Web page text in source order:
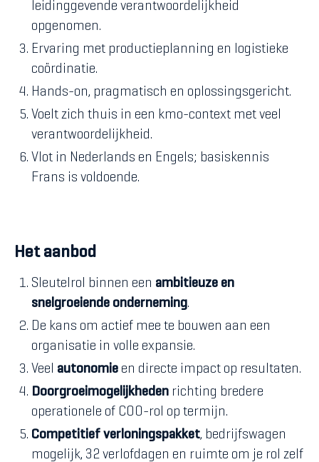
leidinggevende verantwoordelijkheid
opgenomen.
Ervaring met productieplanning en logistieke
coördinatie.
Hands-on, pragmatisch en oplossingsgericht.
Voelt zich thuis in een kmo-context met veel
verantwoordelijkheid.
Vlot in Nederlands en Engels; basiskennis
Frans is voldoende.
Het aanbod
Sleutelrol binnen een ambitieuze en
snelgroeiende onderneming.
De kans om actief mee te bouwen aan een
organisatie in volle expansie.
Veel autonomie en directe impact op resultaten.
Doorgroeimogelijkheden richting bredere
operationele of COO-rol op termijn.
Competitief verloningspakket, bedrijfswagen
mogelijk, 32 verlofdagen en ruimte om je rol zelf